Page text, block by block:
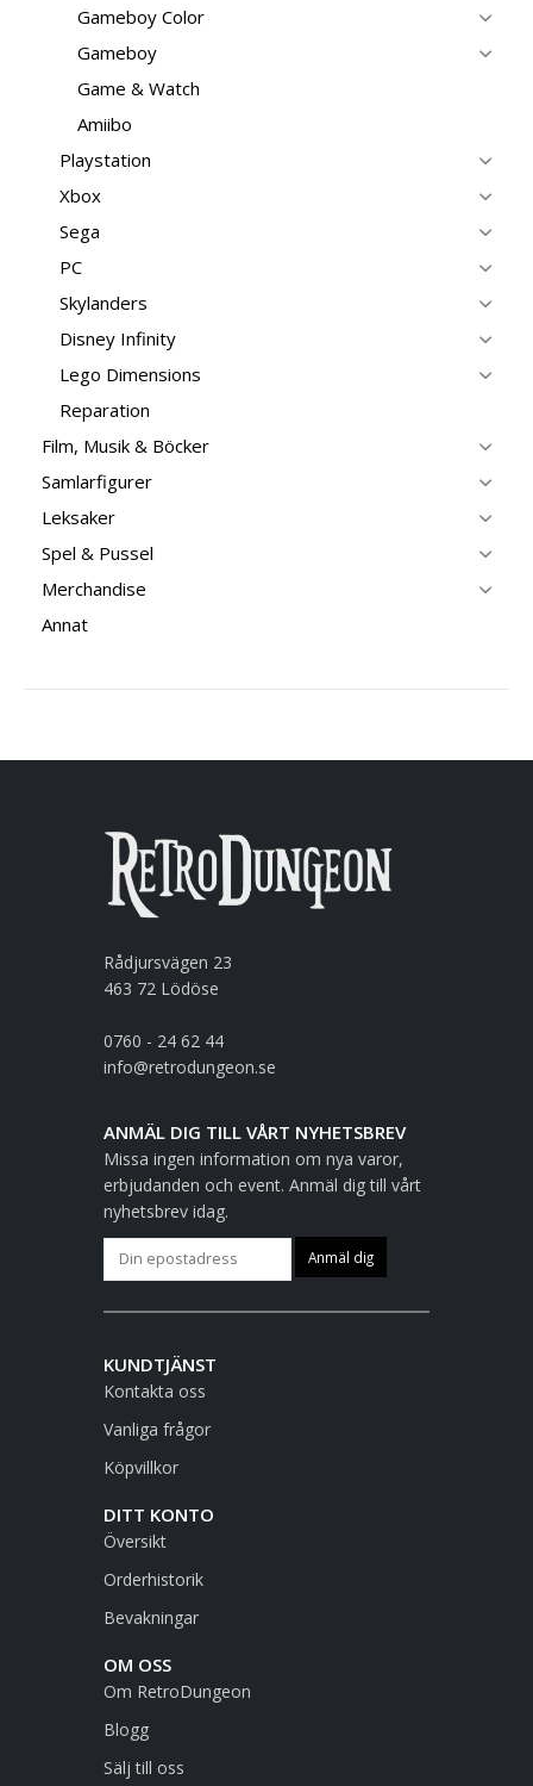
Gameboy Color
Gameboy
Game & Watch
Amiibo
Playstation
Xbox
Sega
PC
Skylanders
Disney Infinity
Lego Dimensions
Reparation
Film, Musik & Böcker
Samlarfigurer
Leksaker
Spel & Pussel
Merchandise
Annat
Rådjursvägen 23
463 72 Lödöse
0760 - 24 62 44
info@retrodungeon.se
ANMÄL DIG TILL VÅRT NYHETSBREV
Missa ingen information om nya varor,
erbjudanden och event. Anmäl dig till vårt
nyhetsbrev idag.
KUNDTJÄNST
Kontakta oss
Vanliga frågor
Köpvillkor
DITT KONTO
Översikt
Orderhistorik
Bevakningar
OM OSS
Om RetroDungeon
Blogg
Sälj till oss